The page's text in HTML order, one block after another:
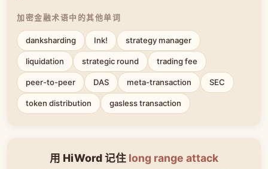
加密金融术语中的其他单词
danksharding Ink! strategy manager
liquidation strategic round trading fee
peer-to-peer DAS meta-transaction SEC
token distribution gasless transaction
用 HiWord 记住 long range attack